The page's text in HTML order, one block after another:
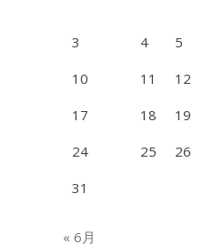
3
4 5
10
11 12
17
18 19
24
25 26
31
« 6月